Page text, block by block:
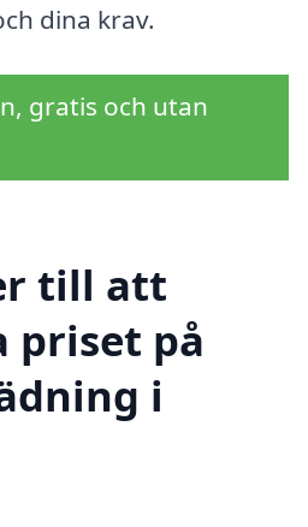
dina krav.
gratis och utan
till att
priset på
i